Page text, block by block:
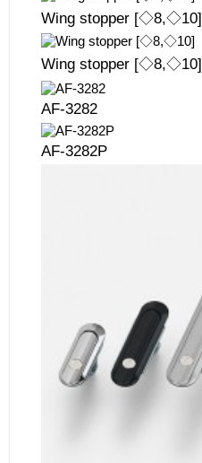
Wing stopper [◇8,◇10]
Wing stopper [◇8,◇10]
AF-3282
AF-3282P